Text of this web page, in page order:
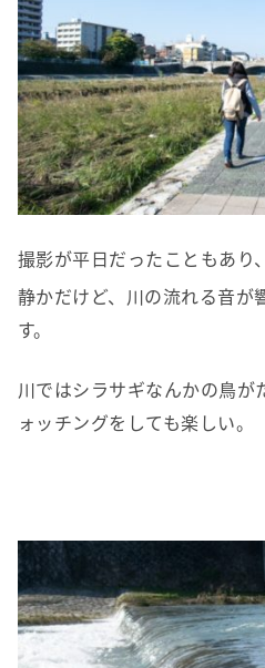
撮影が平日だったこともあり
静かだけど、川の流れる音が
す。
川ではシラサギなんかの鳥が
ォッチングをしても楽しい。